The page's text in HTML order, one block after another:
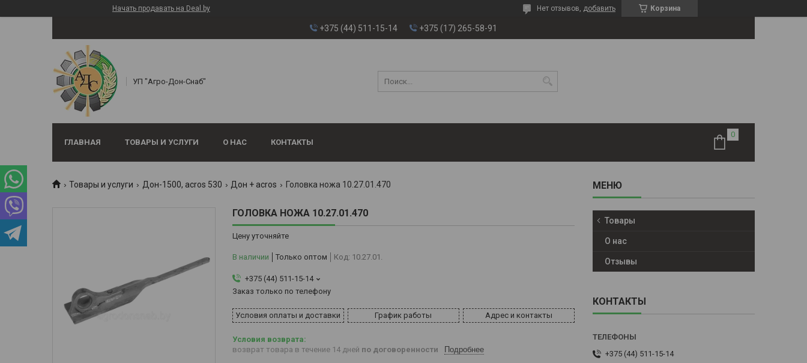
Начать продавать на Deal.by Корзина
Нет отзывов, добавить
+375 (44) 511-15-14 +375 (17) 265-58-91
УП "Агро-Дон-Снаб"
ГЛАВНАЯ ТОВАРЫ И УСЛУГИ О НАС КОНТАКТЫ
Товары и услуги Дон-1500, аcros 530 Дон + acros Головка ножа 10.27.01.470
ГОЛОВКА НОЖА 10.27.01.470
Цену уточняйте
В наличии Только оптом Код: 10.27.01.
+375 (44) 511-15-14
Заказ только по телефону
Условия оплаты и доставки График работы Адрес и контакты
возврат товара в течение 14 дней по договоренности Подробнее
Товары
О нас
Отзывы
КОНТАКТЫ
+375 (44) 511-15-14